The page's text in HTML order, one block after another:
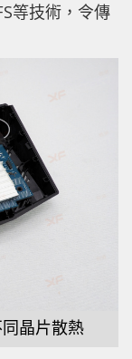
等技術，令傳
晶片散熱